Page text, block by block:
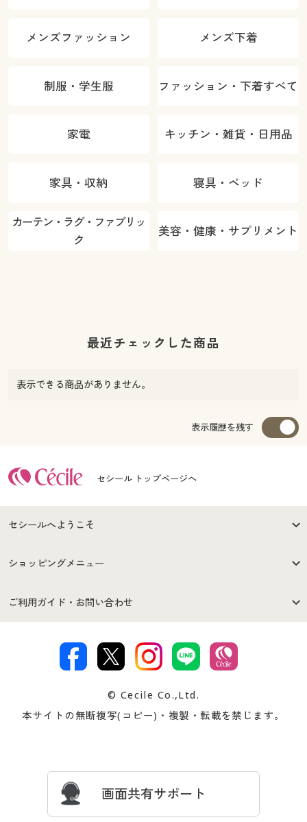
メンズファッション メンズ下着
制服・学生服 ファッション・下着すべて
家電 キッチン・雑貨・日用品
家具・収納 寝具・ベッド
カーテン・ラグ・ファブリッ
ク
美容・健康・サプリメント
最近チェックした商品
表示できる商品がありません。
表示履歴を残す
セシール トップページへ
セシールへようこそ
はじめての方へ
セシールご利用規約
著作権・商標について 会社案内
ショッピングメニュー
商品カテゴリ
プレゼント＆キャンペーン サイトマップ
ご利用ガイド・お問い合わせ
交換・返品は お支払は
ついて
忘れの場合
© Cecile Co.,Ltd.
本サイトの無断複写(コピー)・複製・転載を禁じます。
画面共有サポート